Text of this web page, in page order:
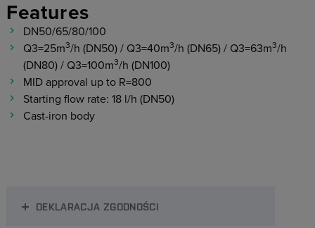
Features
DN50/65/80/100
Q3=25m3/h (DN50) / Q3=40m3/h (DN65) / Q3=63m3/h
(DN80) / Q3=100m3/h (DN100)
MID approval up to R=800
Starting flow rate: 18 l/h (DN50)
Cast-iron body
DEKLARACJA ZGODNOŚCI